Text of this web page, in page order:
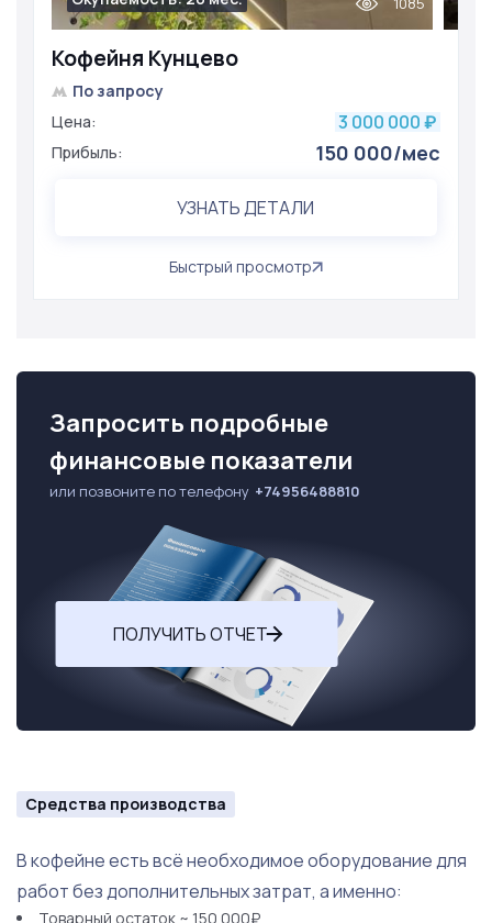
Кофейня Кунцево
По запросу
Цена:
3 000 000 ₽
Прибыль: 150 000/мес
УЗНАТЬ ДЕТАЛИ
Быстрый просмотр
Запросить подробные
финансовые показатели
или позвоните по телефону +74956488810
ПОЛУЧИТЬ ОТЧЕТ
Средства производства
В кофейне есть всё необходимое оборудование для
работ без дополнительных затрат, а именно:
Товарный остаток ~ 150 000₽